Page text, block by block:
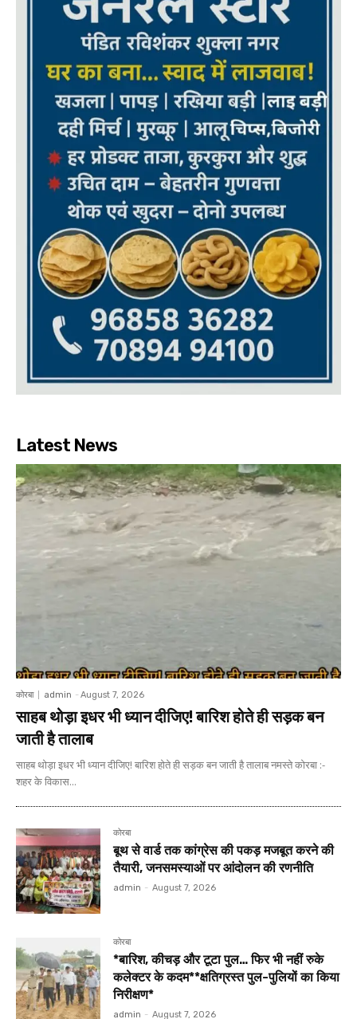
Latest News
कोरबा admin - August 7, 2026
साहब थोड़ा इधर भी ध्यान दीजिए! बारिश होते ही सड़क बन
जाती है तालाब
साहब थोड़ा इधर भी ध्यान दीजिए! बारिश होते ही सड़क बन जाती है तालाब नमस्ते कोरबा :-
शहर के विकास...
कोरबा
बूथ से वार्ड तक कांग्रेस की पकड़ मजबूत करने की
तैयारी, जनसमस्याओं पर आंदोलन की रणनीति
admin - August 7, 2026
कोरबा
*बारिश, कीचड़ और टूटा पुल… फिर भी नहीं रुके
कलेक्टर के कदम**क्षतिग्रस्त पुल-पुलियों का किया
निरीक्षण*
admin - August 7, 2026